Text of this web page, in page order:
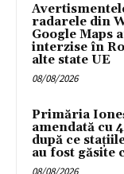
radarele din
Google Maps
interzise în
alte state UE
08/08/2026
Primăria
amendată cu
după ce
au fost găsite
08/08/2026